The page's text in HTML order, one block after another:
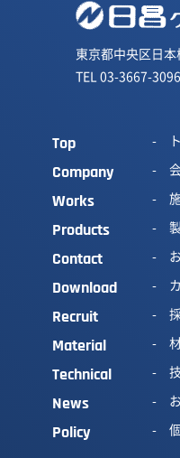
東京都中央区日
TEL 03-3667-
Top
Company
Works
Products
Contact
Download
Recruit
Material
Technical
News
Policy